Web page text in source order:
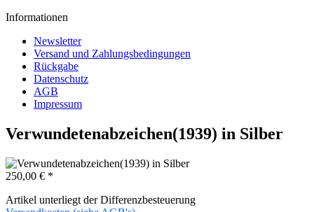
Informationen
Newsletter
Versand und Zahlungsbedingungen
Rückgabe
Datenschutz
AGB
Impressum
Verwundetenabzeichen(1939) in Silber
250,00 € *
Artikel unterliegt der Differenzbesteuerung